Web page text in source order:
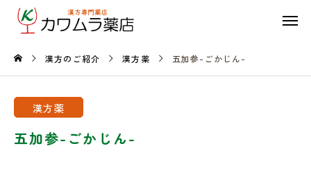
漢方のご紹介 漢方薬 五加参-ごかじん-
漢方薬
五加参-ごかじん-